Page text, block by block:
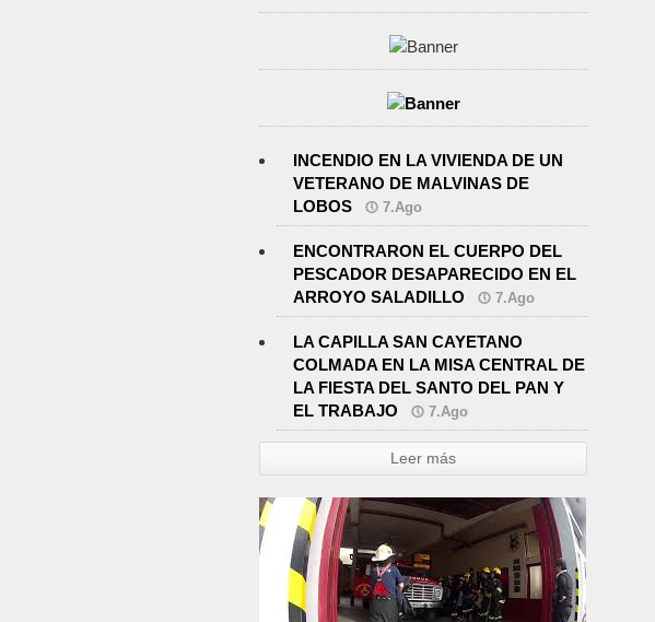
INCENDIO EN LA VIVIENDA DE UN
VETERANO DE MALVINAS DE
LOBOS
7.Ago
ENCONTRARON EL CUERPO DEL
PESCADOR DESAPARECIDO EN EL
ARROYO SALADILLO
7.Ago
LA CAPILLA SAN CAYETANO
COLMADA EN LA MISA CENTRAL DE
LA FIESTA DEL SANTO DEL PAN Y
EL TRABAJO
7.Ago
Leer más